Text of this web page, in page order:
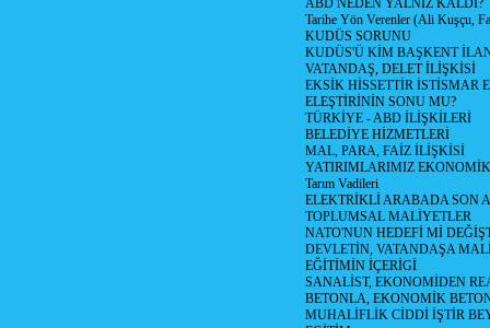
ABD NEDEN YALNIZ KALDI?
Tarihe Yön Verenler (Ali Kuşçu,
KUDÜS SORUNU
KUDÜS'Ü KİM BAŞKENT
VATANDAŞ, DELET İLİŞKİSİ
EKSİK HİSSETTİR İSTİSMAR
ELEŞTİRİNİN SONU MU?
TÜRKİYE - ABD İLİŞKİLERİ
BELEDİYE HİZMETLERİ
MAL, PARA, FAİZ İLİŞKİSİ
YATIRIMLARIMIZ
Tarım Vadileri
ELEKTRİKLİ ARABADA SON
TOPLUMSAL MALİYETLER
NATO'NUN HEDEFİ Mİ
DEVLETİN, VATANDAŞA
EĞİTİMİN İÇERİGİ
SANALİST, EKONOMİDEN
BETONLA, EKONOMİK
MUHALİFLİK CİDDİ İŞTİR